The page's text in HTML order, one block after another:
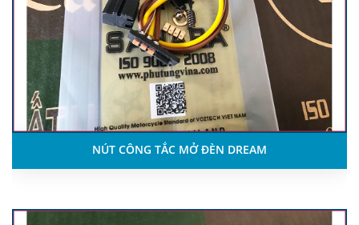
NÚT CÔNG TẮC MỞ ĐÈN DREAM